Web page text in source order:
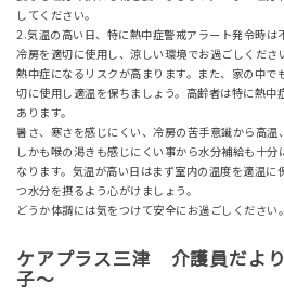
してください。
2.気温の高い日、特に熱中症警戒アラート発令時は
冷房を適切に使用し、涼しい環境でお過ごしくださ
熱中症になるリスクが高まります。また、家の中で
切に使用し適温を保ちましょう。高齢者は特に熱中
あります。
暑さ、寒さを感じにくい、冷房の苦手意識から高温
しかも喉の渇きも感じにくい事から水分補給も十分
なります。気温が高い日はまず室内の温度を適温に
つ水分を摂るよう心がけましょう。
どうか体調には気をつけて安全にお過ごしください。
ケアプラス三津 介護員だよ
子～